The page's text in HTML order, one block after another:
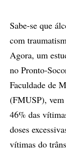
Sabe-se que
com
Agora, um
no Pronto-
Faculdade de
(FMUSP), vem
46% das
doses
vítimas do